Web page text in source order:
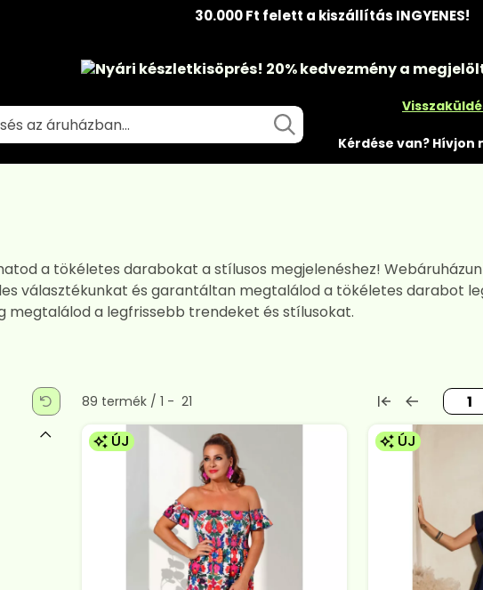
30.000 Ft felett a kiszállítás INGYENES!
Nyári készletkisöprés! 20% kedvezménya
Kérdése van? Hívjon
a tökéletes darabokat a stílusos megjelenéshez!
választékunkat és garantáltan megtalálod a tökéletes darabot
megtalálod a legfrissebb trendeket és stílusokat.
Összes termék a kategóriában
89 termék 1 21
ÚJ
ÚJ